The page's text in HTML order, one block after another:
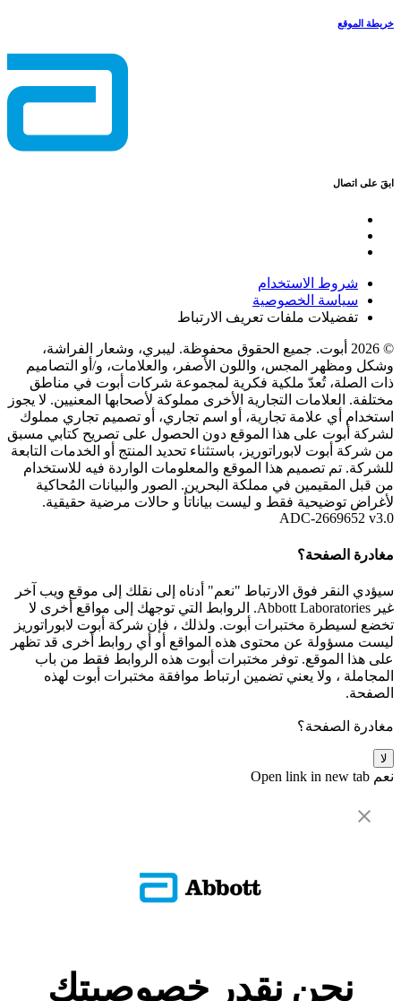
خريطة الموقع
ابقَ على اتصال
شروط الاستخدام
سياسة الخصوصية
تفضيلات ملفات تعريف الارتباط
© 2026 أبوت. جميع الحقوق محفوظة. ليبري، وشعار الفراشة،
وشكل ومظهر المجس، واللون الأصفر، والعلامات، و/أو التصاميم
ذات الصلة، تُعدّ ملكية فكرية لمجموعة شركات أبوت في مناطق
مختلفة. العلامات التجارية الأخرى مملوكة لأصحابها المعنيين. لا يجوز
استخدام أي علامة تجارية، أو اسم تجاري، أو تصميم تجاري مملوك
لشركة أبوت على هذا الموقع دون الحصول على تصريح كتابي مسبق
من شركة أبوت لابوراتوريز، باستثناء تحديد المنتج أو الخدمات التابعة
للشركة. تم تصميم هذا الموقع والمعلومات الواردة فيه للاستخدام
من قبل المقيمين في مملكة البحرين. الصور والبيانات المُحاكية
لأغراض توضيحية فقط و ليست بياناتأ و حالات مرضية حقيقية.
ADC-2669652 v3.0
مغادرة الصفحة؟
سيؤدي النقر فوق الارتباط "نعم" أدناه إلى نقلك إلى موقع ويب آخر
غير Abbott Laboratories. الروابط التي توجهك إلى مواقع أخرى لا
تخضع لسيطرة مختبرات أبوت. ولذلك ، فإن شركة أبوت لابوراتوريز
ليست مسؤولة عن محتوى هذه المواقع أو أي روابط أخرى قد تظهر
على هذا الموقع. توفر مختبرات أبوت هذه الروابط فقط من باب
المجاملة ، ولا يعني تضمين ارتباط موافقة مختبرات أبوت لهذه
الصفحة.
مغادرة الصفحة؟
لا
نعم Open link in new tab
نحن نقدر خصوصيتك